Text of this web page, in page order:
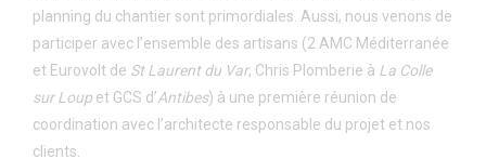
planning du chantier sont primordiales. Aussi, nous venons de
participer avec l’ensemble des artisans (2 AMC Méditerranée
et Eurovolt de St Laurent du Var, Chris Plomberie à La Colle
sur Loup et GCS d’Antibes) à une première réunion de
coordination avec l’architecte responsable du projet et nos
clients.